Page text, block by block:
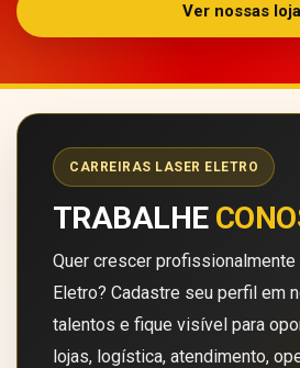
Ver nossas
CARREIRAS LASER ELETRO
TRABALHE
Quer crescer profissionalmente
Eletro? Cadastre seu perfil em
talentos e fique visível para
lojas, logística, atendimento,